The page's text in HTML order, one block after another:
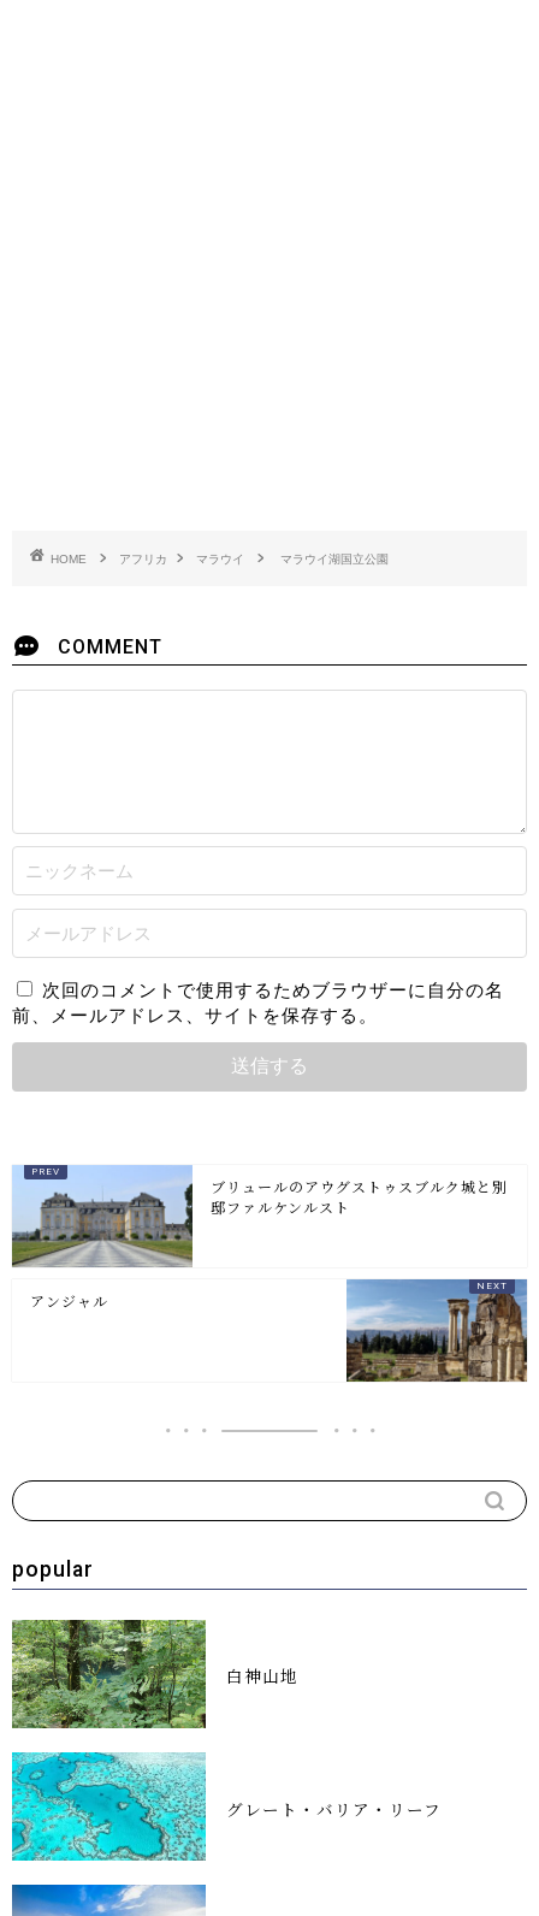
HOME アフリカ マラウイ マラウイ湖国立公園
COMMENT
次回のコメントで使用するためブラウザーに自分の名
前、メールアドレス、サイトを保存する。
ブリュールのアウグストゥスブルク城と別
邸ファルケンルスト
アンジャル
popular
白神山地
グレート・バリア・リーフ